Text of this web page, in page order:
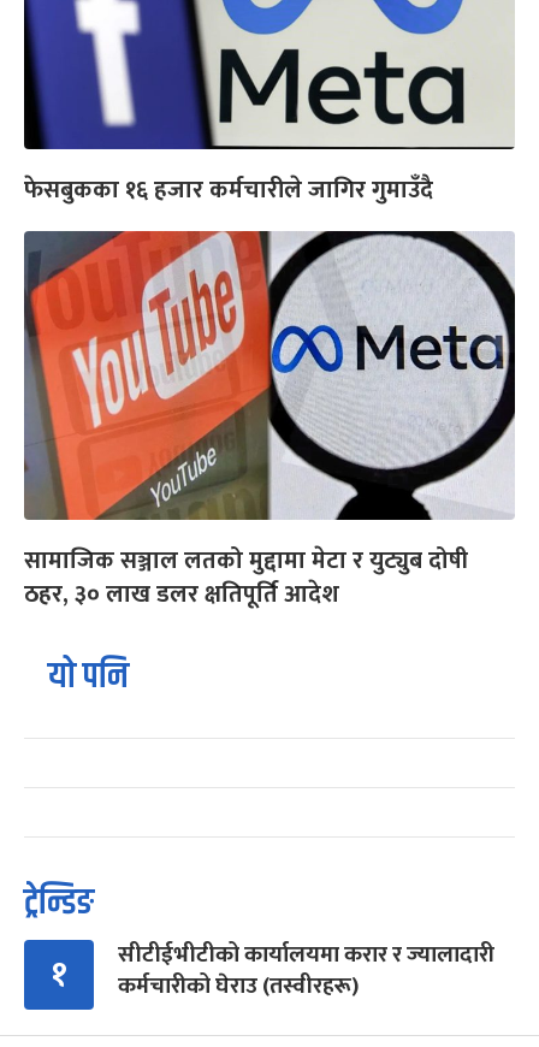
फेसबुकका १६ हजार कर्मचारीले जागिर गुमाउँदै
सामाजिक सञ्जाल लतको मुद्दामा मेटा र युट्युब दोषी
ठहर, ३० लाख डलर क्षतिपूर्ति आदेश
यो पनि
ट्रेन्डिङ
१
सीटीईभीटीको कार्यालयमा करार र ज्यालादारी
कर्मचारीको घेराउ (तस्वीरहरू)